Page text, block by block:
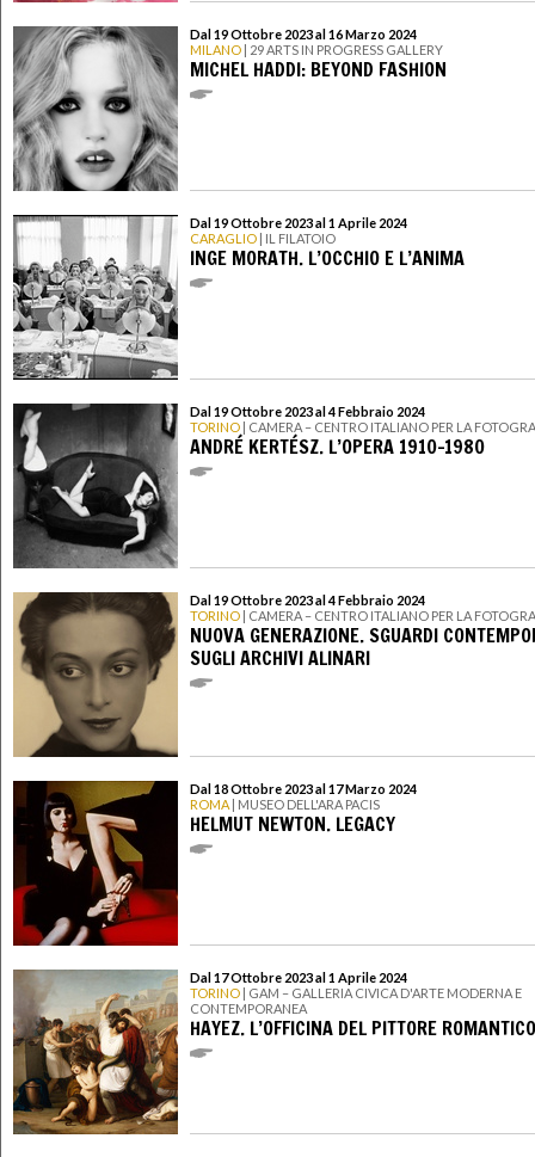
Dal 19 Ottobre 2023 al 16 Marzo 2024
MILANO | 29 ARTS IN PROGRESS GALLERY
MICHEL HADDI: BEYOND FASHION
Dal 19 Ottobre 2023 al 1 Aprile 2024
CARAGLIO | IL FILATOIO
INGE MORATH. L’OCCHIO E L’ANIMA
Dal 19 Ottobre 2023 al 4 Febbraio 2024
TORINO | CAMERA – CENTRO ITALIANO PER LA
ANDRÉ KERTÉSZ. L’OPERA 1910-1980
Dal 19 Ottobre 2023 al 4 Febbraio 2024
TORINO | CAMERA – CENTRO ITALIANO PER LA
NUOVA GENERAZIONE. SGUARDI
SUGLI ARCHIVI ALINARI
Dal 18 Ottobre 2023 al 17 Marzo 2024
ROMA | MUSEO DELL'ARA PACIS
HELMUT NEWTON. LEGACY
Dal 17 Ottobre 2023 al 1 Aprile 2024
TORINO | GAM – GALLERIA CIVICA D'ARTE MODERNA E
CONTEMPORANEA
HAYEZ. L’OFFICINA DEL PITTORE ROMANTICO